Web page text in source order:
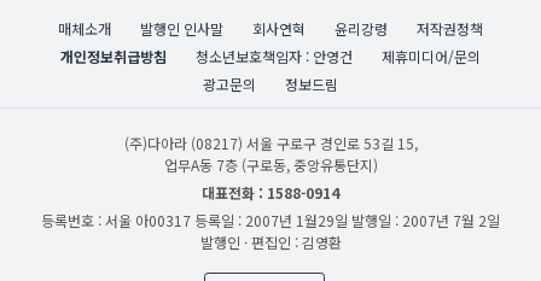
매체소개 발행인 인사말 회사연혁 윤리강령
저작권정책
개인정보취급방침
청소년보호책임자 : 안영건
제휴미디어/문의
광고문의
정보드림
(주)다아라 (08217) 서울 구로구 경인로 53길 15,
업무A동 7층 (구로동, 중앙유통단지)
대표전화 : 1588-0914
등록번호 : 서울 아00317 등록일 : 2007년 1월29일 발행일 : 2007년 7월 2일
발행인 · 편집인 : 김영환